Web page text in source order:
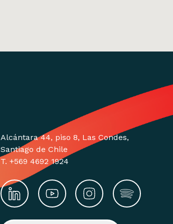
Alcántara 44, piso 8, Las Condes,
Santiago de Chile
T. +569 4692 1924